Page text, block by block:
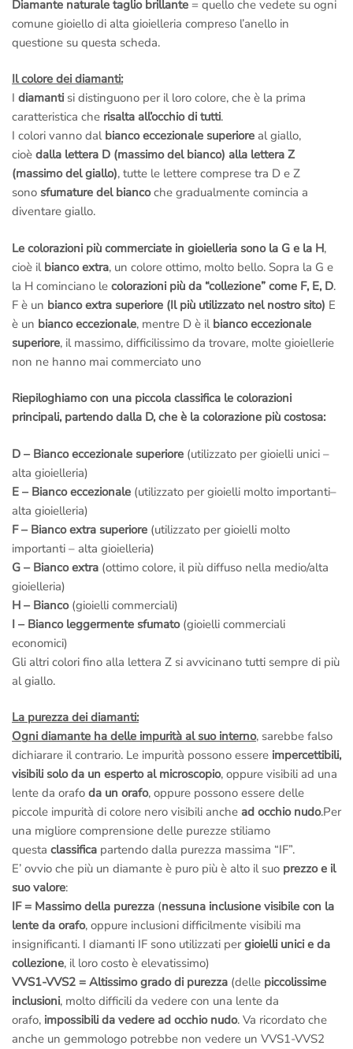
Diamante naturale taglio brillante = quello che vedete su ogni
comune gioiello di alta gioielleria compreso l’anello in
questione su questa scheda.
Il colore dei diamanti:
I diamanti si distinguono per il loro colore, che è la prima
caratteristica che risalta all’occhio di tutti.
I colori vanno dal bianco eccezionale superiore al giallo,
cioè dalla lettera D (massimo del bianco) alla lettera Z
(massimo del giallo), tutte le lettere comprese tra D e Z
sono sfumature del biancoche gradualmente comincia a
diventare giallo.
Le colorazioni più commerciate in gioielleria sono la G e la H,
cioè il bianco extra, un colore ottimo, molto bello. Sopra la G e
la H cominciano le colorazioni più da “collezione” come F, E, D.
F è un bianco extra superiore (Il più utilizzato nel nostro sito) E
è un bianco eccezionale, mentre D è il bianco eccezionale
superiore, il massimo, difficilissimo da trovare, molte gioiellerie
non ne hanno mai commerciato uno
Riepiloghiamo con una piccola classifica le colorazioni
principali, partendo dalla D, che è la colorazione più costosa:
D – Bianco eccezionale superiore (utilizzato per gioielli unici –
alta gioielleria)
E – Bianco eccezionale (utilizzato per gioielli molto importanti–
alta gioielleria)
F – Bianco extra superiore (utilizzato per gioielli molto
importanti – alta gioielleria)
G – Bianco extra (ottimo colore, il più diffuso nella medio/alta
gioielleria)
H – Bianco(gioielli commerciali)
I – Bianco leggermente sfumato(gioielli commerciali
economici)
Gli altri colori fino alla lettera Z si avvicinano tutti sempre di più
al giallo.
La purezza dei diamanti:
Ogni diamante ha delle impurità al suo interno, sarebbe falso
dichiarare il contrario. Le impurità possono essere impercettibili,
visibili solo da un esperto al microscopio, oppure visibili ad una
lente da orafo da un orafo, oppure possono essere delle
piccole impurità di colore nero visibili anche ad occhio nudo.Per
una migliore comprensione delle purezze stiliamo
questa classifica partendo dalla purezza massima “IF”.
E’ ovvio che più un diamante è puro più è alto il suo prezzo e il
suo valore:
IF = Massimo della purezza (nessuna inclusione visibile con la
lente da orafo, oppure inclusioni difficilmente visibili ma
insignificanti. I diamanti IF sono utilizzati per gioielli unici e da
collezione, il loro costo è elevatissimo)
VVS1-VVS2 = Altissimo grado di purezza (delle piccolissime
inclusioni, molto difficili da vedere con una lente da
orafo, impossibili da vedere ad occhio nudo. Va ricordato che
anche un gemmologo potrebbe non vedere un VVS1-VVS2